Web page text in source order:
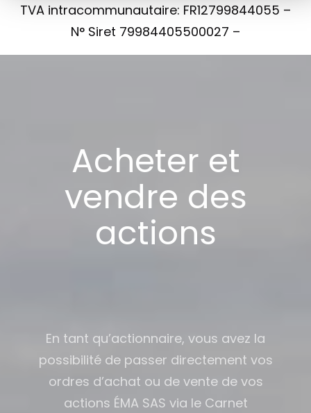
TVA intracommunautaire: FR12799844055 –
N° Siret 79984405500027 –
Acheter et
vendre des
actions
En tant qu’actionnaire, vous avez la
possibilité de passer directement vos
ordres d’achat ou de vente de vos
actions ÉMA SAS via le Carnet